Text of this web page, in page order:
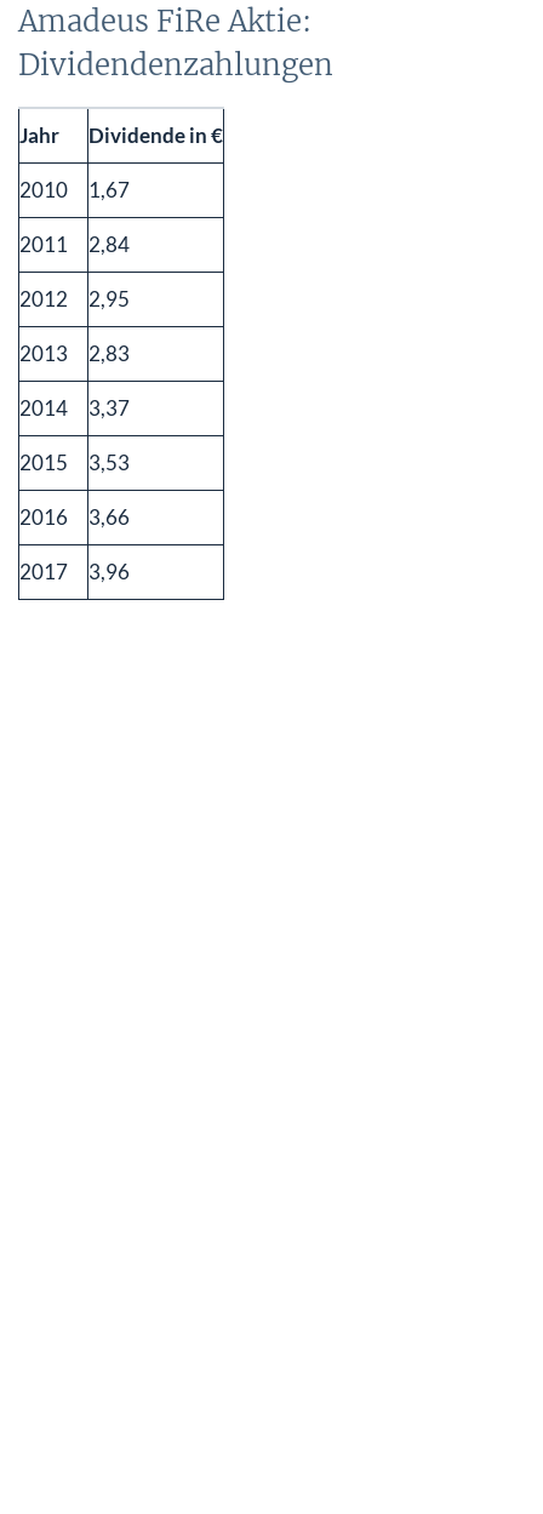
Amadeus FiRe Aktie:
Dividendenzahlungen
Jahr Dividende in €
2010 1,67
2011 2,84
2012 2,95
2013 2,83
2014 3,37
2015 3,53
2016 3,66
2017 3,96